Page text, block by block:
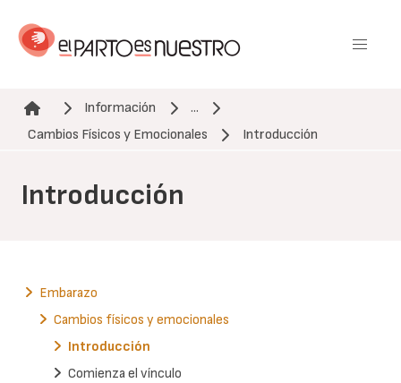
contenido
Ruta de navegación
Información
...
Cambios Físicos y Emocionales
Introducción
Introducción
Embarazo
Cambios físicos y emocionales
Introducción
Comienza el vínculo